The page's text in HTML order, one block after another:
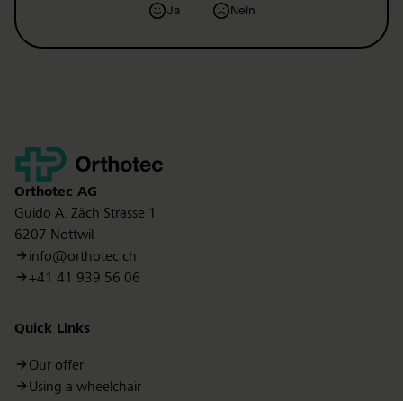
Ja Nein
Kontakt
Orthotec AG
Guido A. Zäch Strasse 1
6207 Nottwil
info@orthotec.ch
+41 41 939 56 06
Quick Links
Our offer
Using a wheelchair